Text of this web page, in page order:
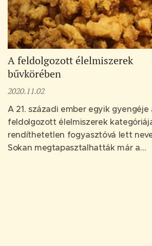
A feldolgozott élelmiszerek
bűvkörében
2020.11.02
A 21. századi ember egyik gyengéje
feldolgozott élelmiszerek
rendíthetetlen fogyasztóvá lett
Sokan megtapasztalhatták már a